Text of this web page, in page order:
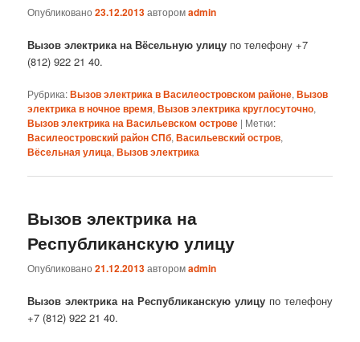
Опубликовано23.12.2013авторомadmin
Вызов электрика на Вёсельную улицу по телефону +7
(812) 922 21 40.
Рубрика:Вызов электрика в Василеостровском районе,Вызов
электрика в ночное время,Вызов электрика круглосуточно,
Вызов электрика на Васильевском острове | Метки:
Василеостровский район СПб,Васильевский остров,
Вёсельная улица,Вызов электрика
Вызов электрика на
Республиканскую улицу
Опубликовано21.12.2013авторомadmin
Вызов электрика на Республиканскую улицупо телефону
+7 (812) 922 21 40.